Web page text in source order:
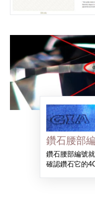
鑽石腰部
鑽石腰部編號
確認鑽石它的